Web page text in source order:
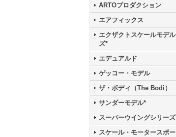
ARTOプロダクション
エアフィックス
エクザクトスケールモデル
ズ*
エデュアルド
ゲッコー・モデル
ザ・ボディ（The Bodi）
サンダーモデル*
スーパーウイングシリーズ
スケール・モータースポー